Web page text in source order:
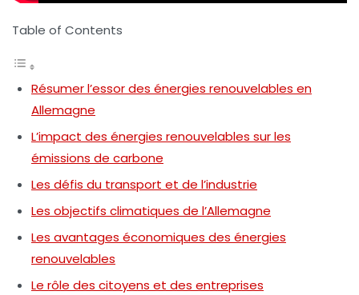
Table of Contents
Résumer l’essor des énergies renouvelables en
Allemagne
L’impact des énergies renouvelables sur les
émissions de carbone
Les défis du transport et de l’industrie
Les objectifs climatiques de l’Allemagne
Les avantages économiques des énergies
renouvelables
Le rôle des citoyens et des entreprises